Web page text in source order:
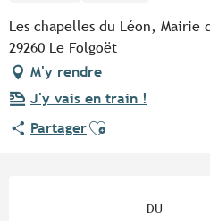
Les chapelles du Léon, Mairie
29260 Le Folgoët
M'y rendre
J'y vais en train !
PartagerAjouter aux favoris
DU